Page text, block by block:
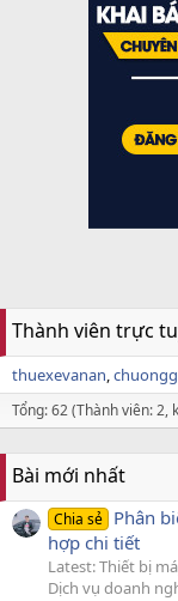
Thành viên trực
thuexevanan
Tổng: 62 (Thành viên: 2,
Bài mới nhất
Chia sẻ Phân
hợp chi tiết
Latest: Thiết bị
Dịch vụ doanh